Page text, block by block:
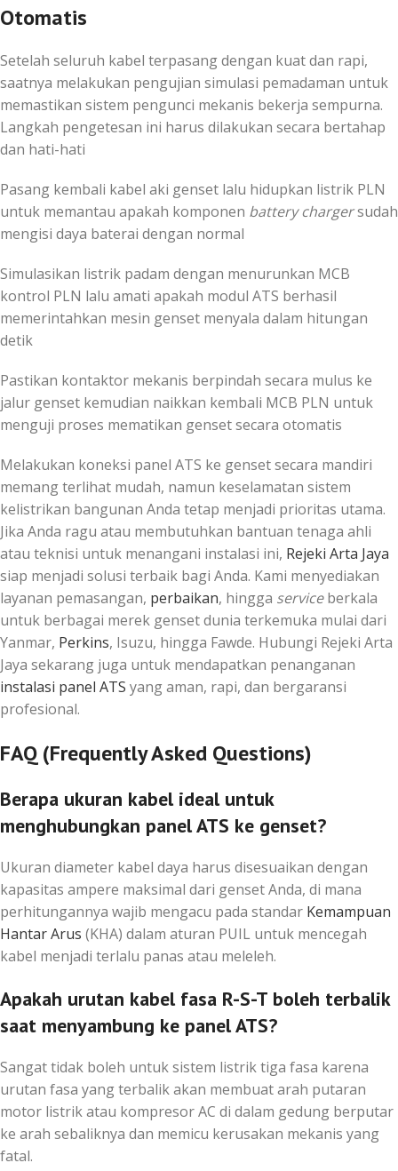
Otomatis
Setelah seluruh kabel terpasang dengan kuat dan rapi,
saatnya melakukan pengujian simulasi pemadaman untuk
memastikan sistem pengunci mekanis bekerja sempurna.
Langkah pengetesan ini harus dilakukan secara bertahap
dan hati-hati
Pasang kembali kabel aki genset lalu hidupkan listrik PLN
untuk memantau apakah komponen battery chargersudah
mengisi daya baterai dengan normal
Simulasikan listrik padam dengan menurunkan MCB
kontrol PLN lalu amati apakah modul ATS berhasil
memerintahkan mesin genset menyala dalam hitungan
detik
Pastikan kontaktor mekanis berpindah secara mulus ke
jalur genset kemudian naikkan kembali MCB PLN untuk
menguji proses mematikan genset secara otomatis
Melakukan koneksi panel ATS ke genset secara mandiri
memang terlihat mudah, namun keselamatan sistem
kelistrikan bangunan Anda tetap menjadi prioritas utama.
Jika Anda ragu atau membutuhkan bantuan tenaga ahli
atau teknisi untuk menangani instalasi ini, Rejeki Arta Jaya
siap menjadi solusi terbaik bagi Anda. Kami menyediakan
layanan pemasangan, perbaikan, hingga serviceberkala
untuk berbagai merek genset dunia terkemuka mulai dari
Yanmar, Perkins, Isuzu, hingga Fawde. Hubungi Rejeki Arta
Jaya sekarang juga untuk mendapatkan penanganan
instalasi panel ATS yang aman, rapi, dan bergaransi
profesional.
FAQ (Frequently Asked Questions)
Berapa ukuran kabel ideal untuk
menghubungkan panel ATS ke genset?
Ukuran diameter kabel daya harus disesuaikan dengan
kapasitas ampere maksimal dari genset Anda, di mana
perhitungannya wajib mengacu pada standar Kemampuan
Hantar Arus (KHA) dalam aturan PUIL untuk mencegah
kabel menjadi terlalu panas atau meleleh.
Apakah urutan kabel fasa R-S-T boleh terbalik
saat menyambung ke panel ATS?
Sangat tidak boleh untuk sistem listrik tiga fasa karena
urutan fasa yang terbalik akan membuat arah putaran
motor listrik atau kompresor AC di dalam gedung berputar
ke arah sebaliknya dan memicu kerusakan mekanis yang
fatal.